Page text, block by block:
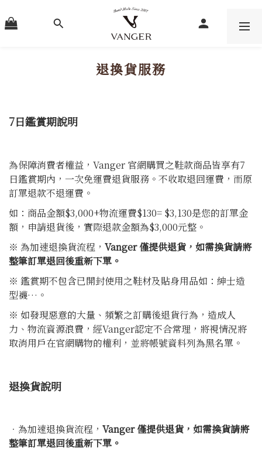
退換貨服務
7日鑑賞期說明
為保障消費者權益，Vanger 官網購買之鞋款商品皆享有7
日鑑賞期內，一次免運費退貨服務。不收取退回運費，而原
訂單退款不退運費。
如：商品金額$3,000+物流運費$130= $3,130是您的訂單金
額，申請退貨後，實際退款金額為$3,000元整。
※ 為加速退換貨流程， Vanger 僅提供退貨，如需換貨請將
整筆訂單退回後重新下單。
※ 鑑賞期不包含已開封使用之鞋材及貼身用品如：紳士造
型襪…。
※ 如發現惡意的大量、頻繁之訂購後退貨行為，造成人
力、物流資源浪費，經Vanger認定不合常理，將視情況將
取消用戶在官網購物的權利，並將帳號資料列為黑名單。
退換貨說明
．為加速退換貨流程， Vanger 僅提供退貨，如需換貨請將
整筆訂單退回後重新下單。